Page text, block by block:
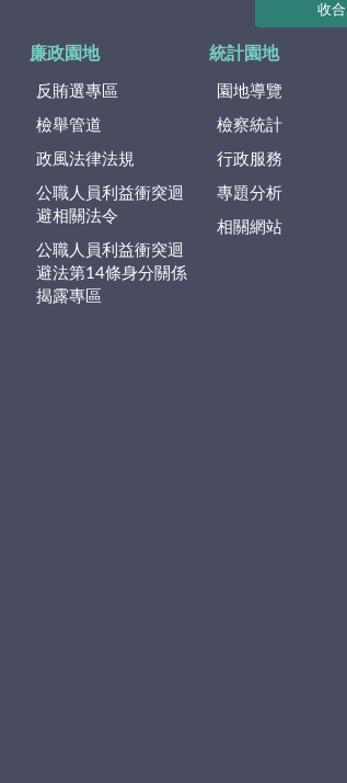
收合
廉政園地
反賄選專區
檢舉管道
政風法律法規
公職人員利益衝突迴
避相關法令
公職人員利益衝突迴
避法第14條身分關係
揭露專區
統計園地
園地導覽
檢察統計
行政服務
專題分析
相關網站